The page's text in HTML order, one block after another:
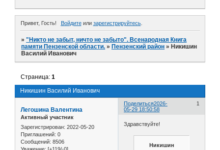
Привет, Гость! Войдитеили зарегистрируйтесь.
»"Никто не забыт, ничто не забыто". Всенародная Книга
памяти Пензенской области. » Пензенский район » Никишин
Василий Иванович
Никишин Василий Иванович
Страница:1
Поделиться 1
2026-
05-29 18:50:58
Легошина Валентина
Активный участник
Зарегистрирован: 2022-05-20
Приглашений: 0
Сообщений: 8506
Здравствуйте!
Никишин